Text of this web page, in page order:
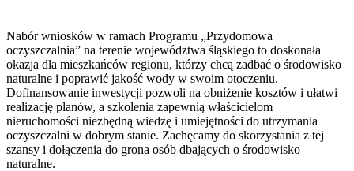
Nabór wniosków w ramach Programu „Przydomowa
oczyszczalnia” na terenie województwa śląskiego to doskonała
okazja dla mieszkańców regionu, którzy chcą zadbać o środowisko
naturalne i poprawić jakość wody w swoim otoczeniu.
Dofinansowanie inwestycji pozwoli na obniżenie kosztów i ułatwi
realizację planów, a szkolenia zapewnią właścicielom
nieruchomości niezbędną wiedzę i umiejętności do utrzymania
oczyszczalni w dobrym stanie. Zachęcamy do skorzystania z tej
szansy i dołączenia do grona osób dbających o środowisko
naturalne.